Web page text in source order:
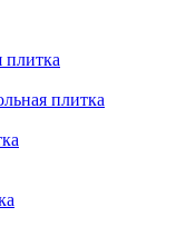
плитка
плитка